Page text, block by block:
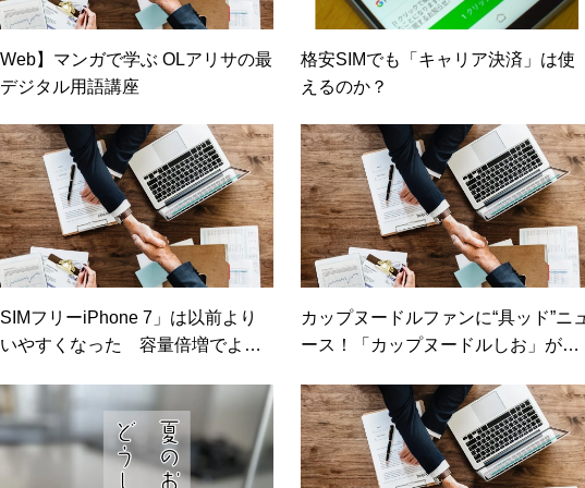
Web】マンガで学ぶ OLアリサの最
ジタル用語講座
格安SIMでも「キャリア決済」は使
えるのか？
SIMフリーiPhone 7」は以前より
やすくなった 容量倍増でより
カップヌードルファンに“具ッド”ニ
ース！「カップヌードルしお」が具
ムマガジン）